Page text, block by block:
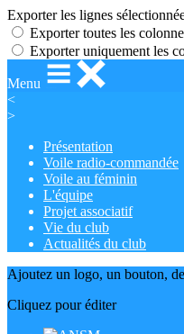
Exporter les lignes
Exporter toutes les
Exporter uniquement les
Menu
<
>
Présentation
Voile radio-commandée
Voile au féminin
L'équipe
Projet associatif
Vie du club
Actualités du club
Ajoutez un logo, un bouton,
Cliquez pour éditer